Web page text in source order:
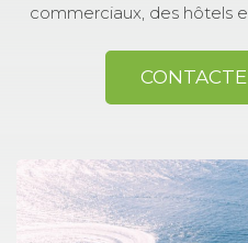
commerciaux, des hôtels